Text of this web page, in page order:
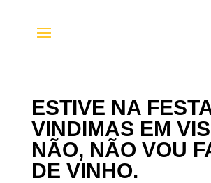
ESTIVE NA
VINDIMAS EM
NÃO, NÃO VOU
DE VINHO.